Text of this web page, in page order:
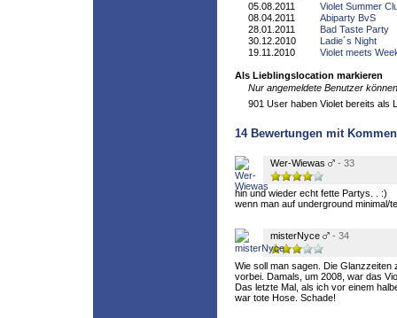
05.08.2011
Violet Summer
08.04.2011
Abiparty BvS
28.01.2011
Bad Taste Party
30.12.2010
Ladie´s Night
19.11.2010
Violet meets
Als Lieblingslocation markieren
Nur angemeldete Benutzer
901 User haben Violet bereits als
14Bewertungen mit
Wer-Wiewas - 33
hin und wieder echt fette Partys. . :)
wenn man auf underground minimal/
misterNyce - 34
Wie soll man sagen. Die Glanzzeiten
vorbei. Damals, um 2008, war das
Das letzte Mal, als ich vor einem
war tote Hose. Schade!